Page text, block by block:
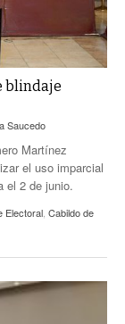
blindaje
Saucedo
Martínez
el uso imparcial
el 2 de junio.
Electoral Cabildo de